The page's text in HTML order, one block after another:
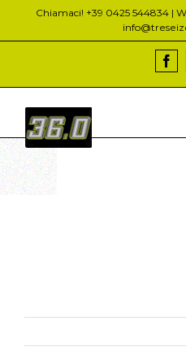
contenuto
Chiamaci! +39 0425 544834 |